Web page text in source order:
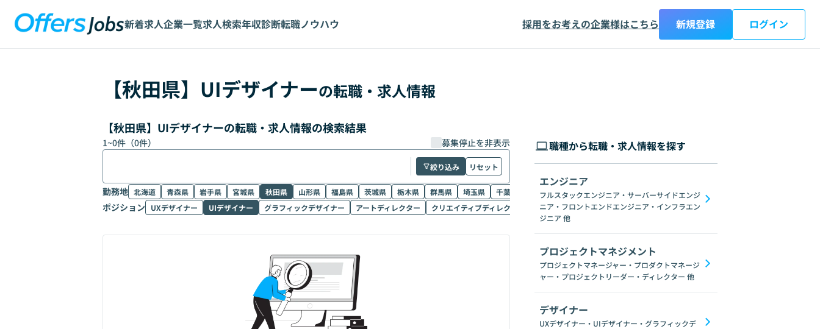
新着求人企業一覧求人検索年収診断転職ノウハウ 採用をお考えの企業様はこちら 新規登録 ログイン
【秋田県】 UIデザイナーの転職・求人情報
【秋田県】UIデザイナーの転職・求人情報の検索結果
1~0件（0件） 募集停止を非表示
絞り込み リセット
勤務地 北海道 青森県 岩手県 宮城県 秋田県 山形県 福島県 茨城県 栃木県 群馬県 埼玉県 千葉県 東京都 神奈川県 新潟県 富山県 石川県
ポジション UXデザイナー UIデザイナー グラフィックデザイナー アートディレクター クリエイティブディレクター Webデザイナー
職種から転職・求人情報を探す
エンジニア
フルスタックエンジニア・サーバーサイドエンジ
ニア・フロントエンドエンジニア・インフラエン
ジニア 他
プロジェクトマネジメント
プロジェクトマネージャー・プロダクトマネージ
ャー・プロジェクトリーダー・ディレクター 他
デザイナー
UXデザイナー・UIデザイナー・グラフィックデ